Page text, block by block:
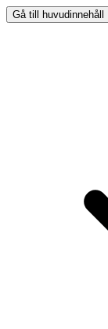
Gå till huvudinnehåll